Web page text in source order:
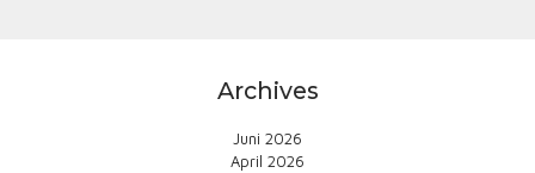
Archives
Juni 2026
April 2026